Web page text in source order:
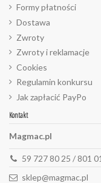
Formy płatności
Dostawa
Zwroty
Zwroty i reklamacje
Cookies
Regulamin konkursu
Jak zapłacić PayPo
Kontakt
Magmac.pl
59 727 80 25 / 801
sklep@magmac.pl